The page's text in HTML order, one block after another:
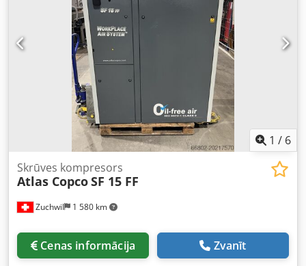
ieslēgšanu/izslēgšanu, lai gaisa padeve vienmēr atbilstu
vajadzīgajam patēriņam. Šīs iekārtas izceļas ar augstu
gaisa kvalitāti un lietošanas ērtumu, kas nodrošina
optimālu ražošanas procesu. Ražotājs: Atlas Copco
Djdpfxjv D Hays Abzock Modelis: SF8 + FF HC Izgatavošanas
gads: 2016 Jauda: 0,68 m³/h Uzstādītā jauda: 7,4 kW
Trokšņa līmenis: 63 dB Maksimālais darba spiediens: 9,75
bar Iekārtas izmēri (GxPxA): 1700 x 760 x 1850 mm Iekārtas
svars: 457 kg.
1 / 6
Zuchwil 1 580 km
Skrūves kompresors
Atlas CopcoSF 15 FF
Cenas informācija Zvanīt